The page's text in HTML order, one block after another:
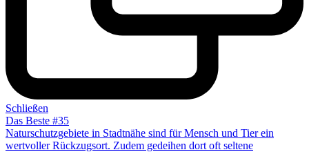
Schließen
Das Beste #35
Naturschutzgebiete in Stadtnähe sind für Mensch und Tier ein
wertvoller Rückzugsort. Zudem gedeihen dort oft seltene